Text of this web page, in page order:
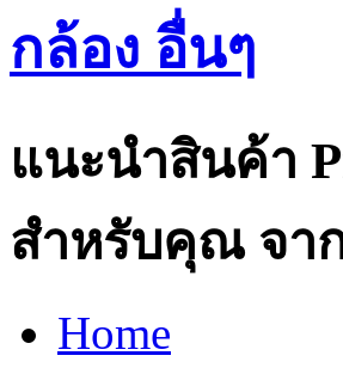
กล้อง อื่นๆ
แนะนำสินค้า
สำหรับคุณ จา
Home